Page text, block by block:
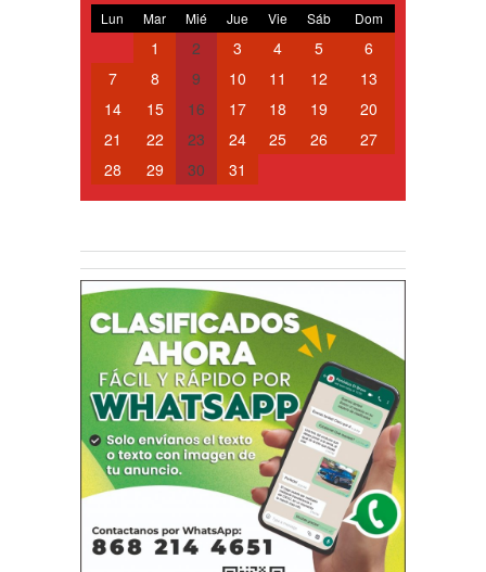
Lun Mar Mié Jue Vie Sáb Dom
1 2 3 4 5
6
7
8 9 10 11 12
13
14
15 16 17 18 19
20
21
22 23 24 25 26
27
28
29 30 31